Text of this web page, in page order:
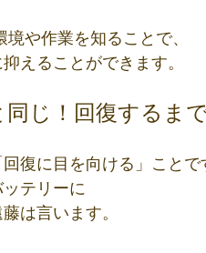
や作業を知ることで、
えることができます。
じ！回復するまで
復に目を向ける」ことで
テリーに
は言います。